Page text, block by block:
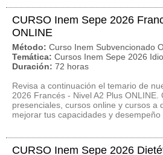
CURSO Inem Sepe 2026
ONLINE
Método: Curso Inem Subvencionado
Temática: Cursos Inem Sepe 2026
Duración: 72 horas
Revisa a continuación el temario de
2026 Francés - Nivel A2 Plus ONLINE.
presenciales, cursos online y cursos a
mejorar tus capacidades y desempeño
CURSO Inem Sepe 2026